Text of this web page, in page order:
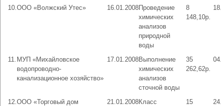
10.ООО «Волжский Утес» 16.01.2008Проведение
химических
анализов
природной
воды
8
148,10р.
11. МУП «Михайловское
водопроводно-
канализационное хозяйство»
17.01.2008Выполнение
химических
анализов
сточной воды
35
262,62р.
12.ООО «Торговый дом
21.01.2008Класс
15